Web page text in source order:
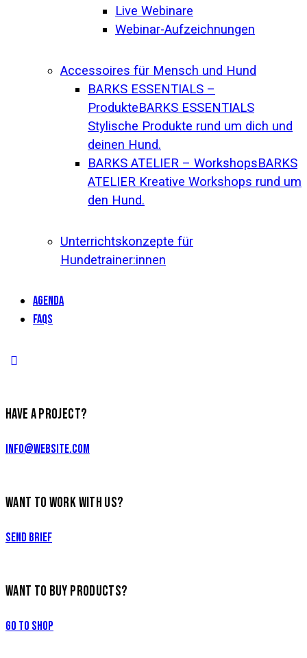
Live Webinare
Webinar-Aufzeichnungen
Accessoires für Mensch und Hund
BARKS ESSENTIALS –
ProdukteBARKS ESSENTIALS
Stylische Produkte rund um dich und
deinen Hund.
BARKS ATELIER – WorkshopsBARKS
ATELIER Kreative Workshops rund um
den Hund.
Unterrichtskonzepte für
Hundetrainer:innen
AGENDA
FAQs
HAVE A PROJECT?
info@website.com
WANT TO WORK WITH US?
Send Brief
WANT TO BUY PRODUCTS?
Go to Shop